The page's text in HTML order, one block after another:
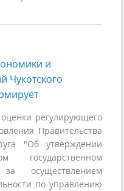
и
Чукотского
регулирующего
Правительства
"Об утверждении
государственном
осуществлением
по управлению